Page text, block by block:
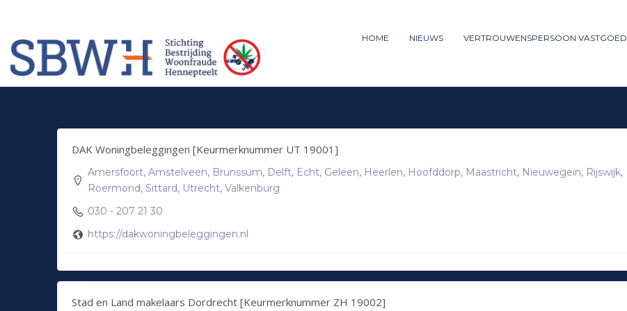
1 Login or create new account.
If you still have problems, please let us know, by sending an email to support@website.com . Thank you!
HOME NIEUWS VERTROUWENSPERSOON VASTGOED
DAK Woningbeleggingen [Keurmerknummer UT 19001]
Amersfoort, Amstelveen, Brunssum, Delft, Echt, Geleen, Heerlen, Hoofddorp, Maastricht, Nieuwegein, Rijswijk,
Roermond, Sittard, Utrecht, Valkenburg
030 - 207 21 30
https://dakwoningbeleggingen.nl
Stad en Land makelaars Dordrecht [Keurmerknummer ZH 19002]